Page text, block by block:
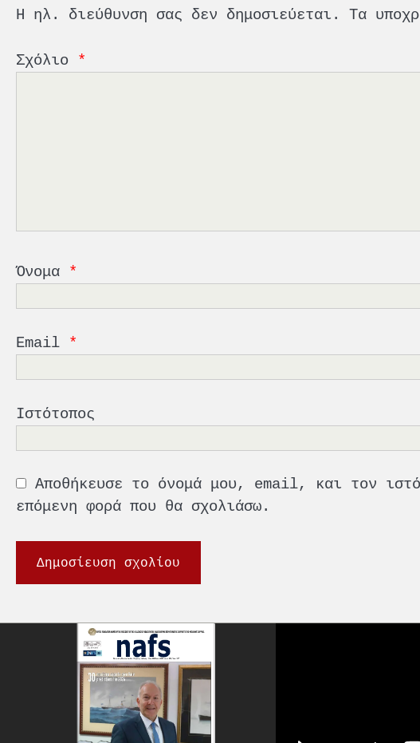
Η ηλ. διεύθυνση σας δεν δημοσιεύεται. Τα
Σχόλιο *
Όνομα *
Email *
Ιστότοπος
Αποθήκευσε το όνομά μου, email, και τον
επόμενη φορά που θα σχολιάσω.